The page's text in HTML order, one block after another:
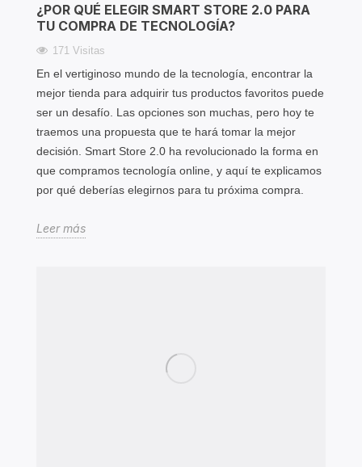
¿POR QUÉ ELEGIR SMART STORE 2.0 PARA
TU COMPRA DE TECNOLOGÍA?
171 Visitas
En el vertiginoso mundo de la tecnología, encontrar la
mejor tienda para adquirir tus productos favoritos puede
ser un desafío. Las opciones son muchas, pero hoy te
traemos una propuesta que te hará tomar la mejor
decisión. Smart Store 2.0 ha revolucionado la forma en
que compramos tecnología online, y aquí te explicamos
por qué deberías elegirnos para tu próxima compra.
Leer más